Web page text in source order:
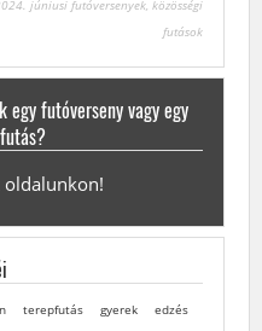
júniusi futóversenyek, közösségi
futások
futóverseny vagy egy
oldalunkon!
terepfutás gyerek
edzés